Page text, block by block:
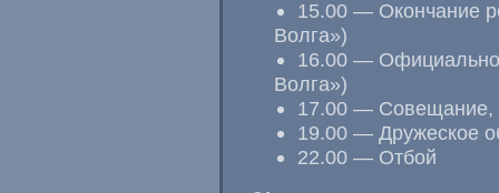
15.00 — Окончание
Волга»)
16.00 —
Волга»)
17.00 — Совещание,
19.00 — Дружеское
22.00 — Отбой